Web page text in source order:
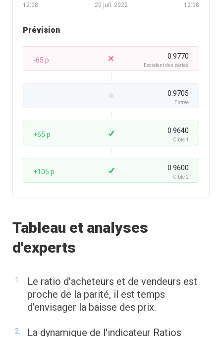
12:08 12:08
20 juil. 2022
Prévision
-65 p 0.9770
Excédent des pertes
0.9705
Entrée
+65 p 0.9640
Cible 1
+105 p 0.9600
Cible 2
Tableau et analyses
d'experts
Le ratio d'acheteurs et de vendeurs est
proche de la parité, il est temps
d’envisager la baisse des prix.
La dynamique de l'indicateur Ratios